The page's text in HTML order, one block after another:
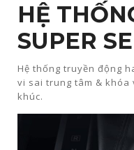
HỆ
SUPER
Hệ thống truyền động
vi sai trung tâm & khóa
khúc.​